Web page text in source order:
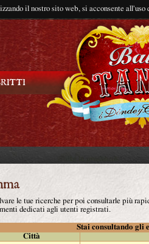
il nostro sito web, si acconsente
le tue ricerche per poi consultarle più
dedicati agli utenti registrati.
Stai consultando gli
Città